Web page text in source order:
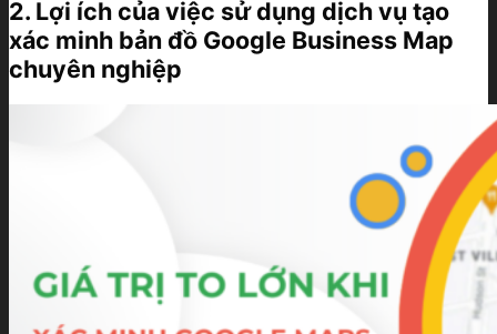
2. Lợi ích của việc sử dụng dịch vụ tạo
xác minh bản đồ Google Business Map
chuyên nghiệp